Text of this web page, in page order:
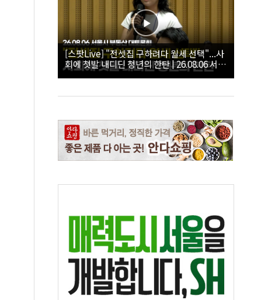
[스팟Live] "전셋집 구하려다 월세 선택"...사
회에 첫발 내디딘 청년의 한탄 | 26.08.06 서울
시 부동산 대토론회